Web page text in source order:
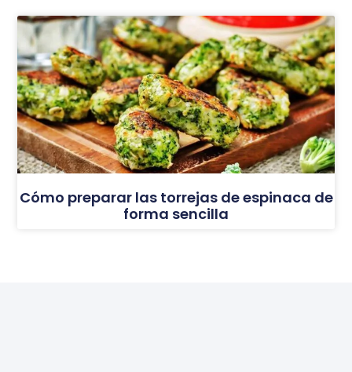
Cómo preparar las torrejas de espinaca de
forma sencilla